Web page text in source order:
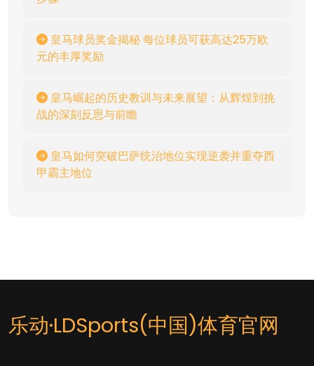
皇马球员奖金揭秘 每位球员可获高达25万欧
元的丰厚奖励
皇马崛起的历史教训与未来展望：从辉煌到挑
战的深刻反思与前瞻
皇马如何突破巴萨统治地位实现逆袭并重夺西
甲霸主地位
乐动·LDSports(中国)体育官网